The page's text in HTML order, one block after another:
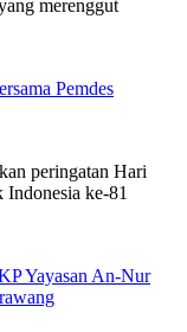
merenggut
Pemdes
peringatan Hari
ke-81
Yayasan An-Nur